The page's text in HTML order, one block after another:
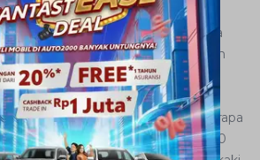
yang dimaksud pada Toyota
untuk menjaga kecepatan
yang telah diatur.
dapat mengatur pada laju berapa
misalnya pada 60 km/jam atau 80